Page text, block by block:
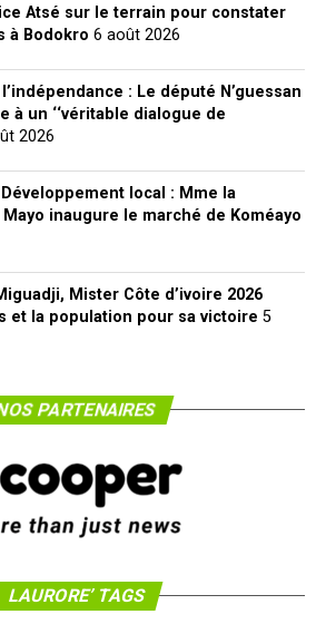
Atsé sur le terrain pour constater
à Bodokro 6 août 2026
: Le député N’guessan
à un ‘‘véritable dialogue de
2026
local : Mme la
inaugure le marché de Koméayo
Mister Côte d’ivoire 2026
et la population pour sa victoire 5
PARTENAIRES
LAURORE’ TAGS